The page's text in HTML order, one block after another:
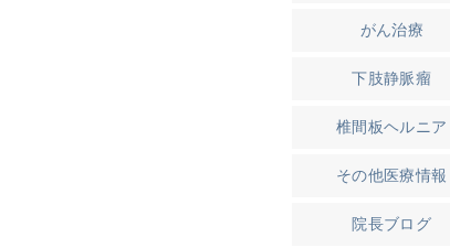
がん治療
下肢静脈瘤
椎間板ヘルニア
その他医療情報
院長ブログ